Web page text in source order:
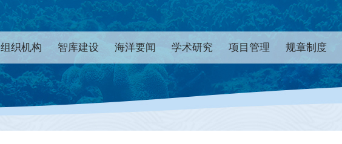
组织机构 智库建设 海洋要闻 学术研究 项目管理 规章制度